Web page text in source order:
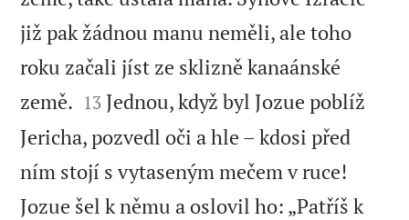
již pak žádnou manu neměli, ale toho
roku začali jíst ze sklizně kanaánské
země. 

13 Jednou, když byl Jozue poblíž
Jericha, pozvedl oči a hle – kdosi před
ním stojí s vytaseným mečem v ruce!
Jozue šel k němu a oslovil ho: „Patříš k